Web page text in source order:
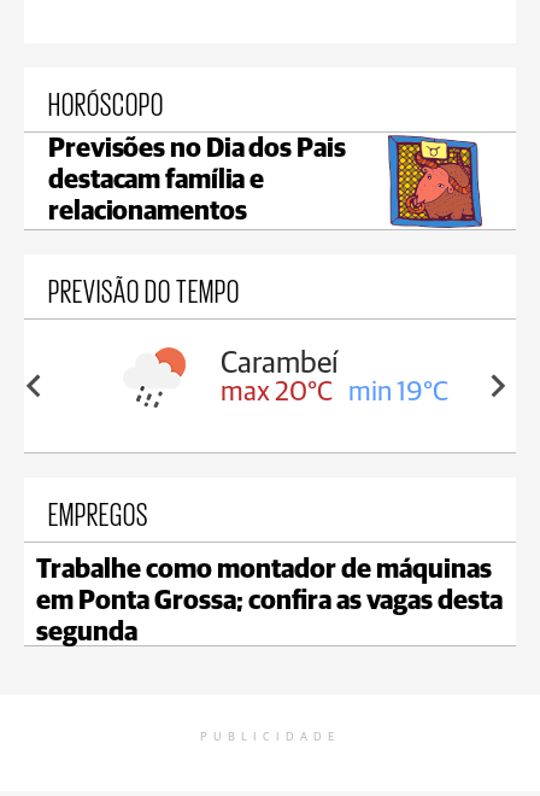
HORÓSCOPO
Previsões no Dia dos Pais
destacam família e
relacionamentos
PREVISÃO DO TEMPO
19°C
Carambeí
max 20°C min 19°C
EMPREGOS
Trabalhe como montador de máquinas
em Ponta Grossa; confira as vagas desta
segunda
PUBLICIDADE